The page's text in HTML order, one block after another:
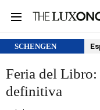
SCHENGEN
Feria del
definitiva